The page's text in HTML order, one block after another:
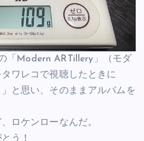
「Modern ARTillery」（モダ
ワレコで視聴したときに
と思い、そのままアルバムを
ロケンローなんだ。
う！